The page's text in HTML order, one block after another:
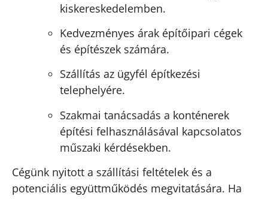
kiskereskedelemben.
Kedvezményes árak építőipari cégek
és építészek számára.
Szállítás az ügyfél építkezési
telephelyére.
Szakmai tanácsadás a konténerek
építési felhasználásával kapcsolatos
műszaki kérdésekben.
Cégünk nyitott a szállítási feltételek és a
potenciális együttműködés megvitatására. Ha